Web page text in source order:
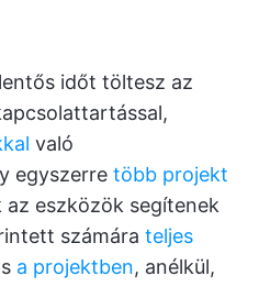
időt töltesz az
való
egyszerre több projekt
az eszközök segítenek
számára teljes
a projektben, anélkül,